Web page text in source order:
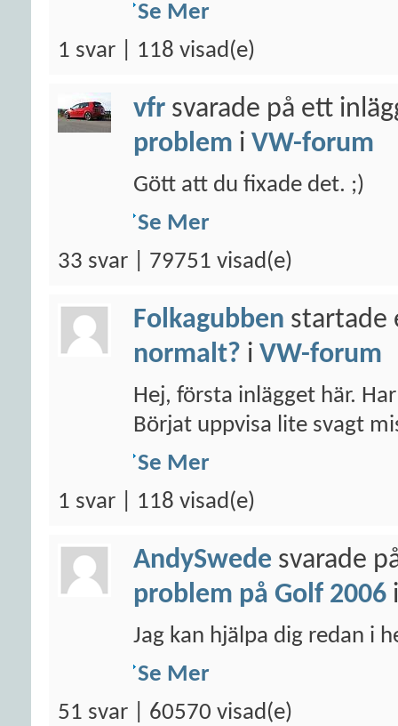
Se Mer
1 svar | 118 visad(e)
vfr svarade på ett
problem i VW-forum
Gött att du fixade det. ;)
Se Mer
33 svar | 79751 visad(e)
Folkagubben startade
normalt? i VW-forum
Hej, första inlägget här.
Börjat uppvisa lite svagt
Se Mer
1 svar | 118 visad(e)
AndySwede svarade
problem på Golf 2006
Jag kan hjälpa dig redan i
Se Mer
51 svar | 60570 visad(e)